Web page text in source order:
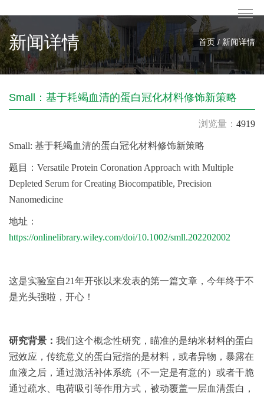
新闻详情 首页 / 新闻详情
Small：基于耗竭血清的蛋白冠化材料修饰新策略
浏览量： 4919
Small: 基于耗竭血清的蛋白冠化材料修饰新策略
题目：Versatile Protein Coronation Approach with Multiple
Depleted Serum for Creating Biocompatible, Precision
Nanomedicine
地址：
https://onlinelibrary.wiley.com/doi/10.1002/smll.202202002
这是实验室自21年开张以来发表的第一篇文章，今年终于不
是光头强啦，开心！
研究背景： 我们这个概念性研究，瞄准的是纳米材料的蛋白
冠效应，传统意义的蛋白冠指的是材料，或者异物，暴露在
血液之后，通过激活补体系统（不一定是有意的）或者干脆
通过疏水、电荷吸引等作用方式，被动覆盖一层血清蛋白，